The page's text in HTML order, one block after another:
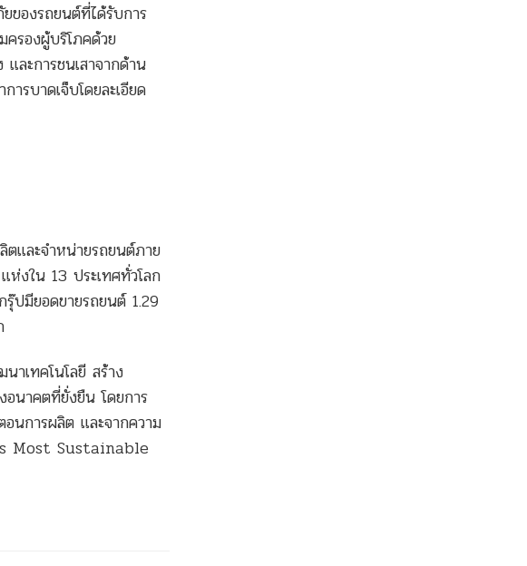
องรถยนต์ที่ได้รับการ
ครองผู้บริโภคด้วย
ละการชนเสาจากด้าน
รบาดเจ็บโดยละเอียด
ตและจำหน่ายรถยนต์ภาย
งใน 13 ประเทศทั่วโลก
ปมียอดขายรถยนต์ 1.29
าเทคโนโลยี สร้าง
นาคตที่ยั่งยืน โดยการ
นการผลิต และจากความ
Most Sustainable